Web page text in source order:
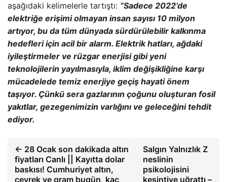
aşağıdaki kelimelerle tartıştı: “Sadece 2022’de
elektriğe erişimi olmayan insan sayısı 10 milyon
artıyor, bu da tüm dünyada sürdürülebilir kalkınma
hedefleri için acil bir alarm. Elektrik hatları, ağdaki
iyileştirmeler ve rüzgar enerjisi gibi yeni
teknolojilerin yayılmasıyla, iklim değişikliğine karşı
mücadelede temiz enerjiye geçiş hayati önem
taşıyor. Çünkü sera gazlarının çoğunu oluşturan fosil
yakıtlar, gezegenimizin varlığını ve geleceğini tehdit
ediyor.
← 28 Ocak son dakikada altın
fiyatları Canlı || Kayıtta dolar
baskısı! Cumhuriyet altın,
çeyrek ve gram bugün, kaç
Salgın Yalnızlık Z
neslinin
psikolojisini
kesintiye uğrattı –